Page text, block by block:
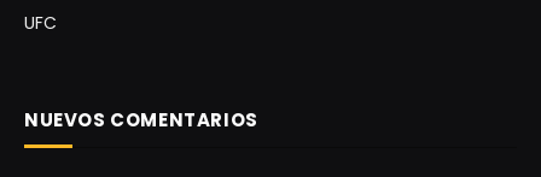
UFC
NUEVOS COMENTARIOS